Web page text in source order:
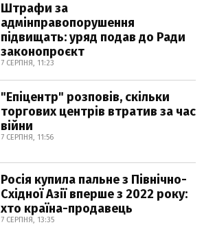
Штрафи за
адмінправопорушення
підвищать: уряд подав до Ради
законопроєкт
7 СЕРПНЯ, 11:23
"Епіцентр" розповів, скільки
торгових центрів втратив за час
війни
7 СЕРПНЯ, 11:56
Росія купила пальне з Північно-
Східної Азії вперше з 2022 року:
хто країна-продавець
7 СЕРПНЯ, 13:35